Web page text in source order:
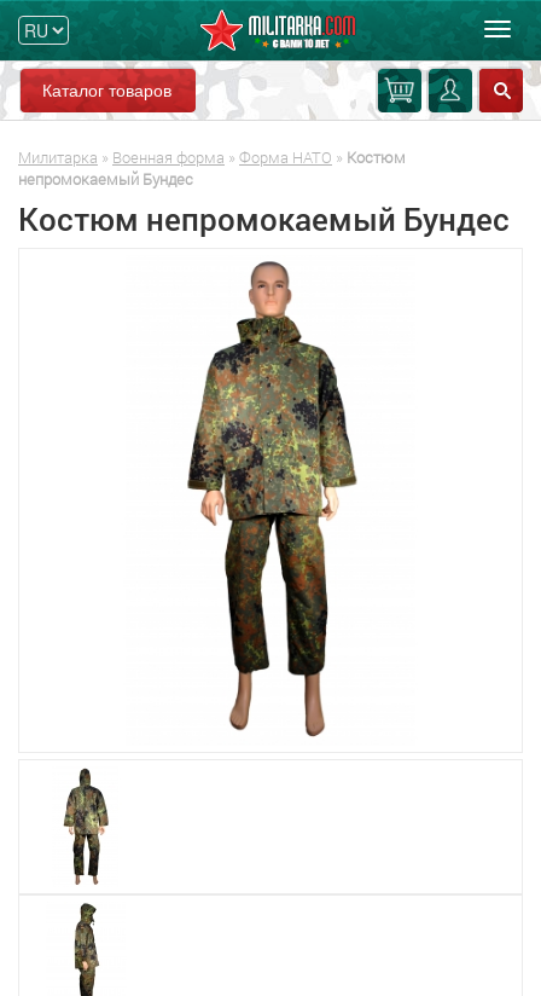
Каталог товаров
Милитарка » Военная форма » Форма НАТО » Костюм
непромокаемый Бундес
Костюм непромокаемый Бундес